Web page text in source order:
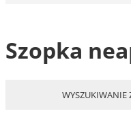
Szopka
WYSZUKIWANIE